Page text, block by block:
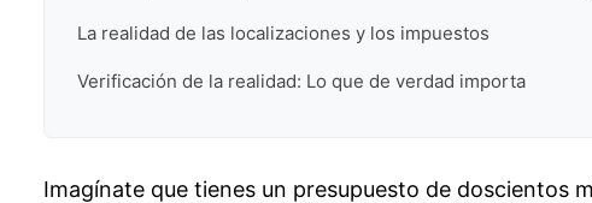
La realidad de las localizaciones y los impuestos
Verificación de la realidad: Lo que de verdad importa
Imagínate que tienes un presupuesto de doscientos